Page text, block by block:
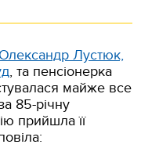
Лустюк,
, та пенсіонерка
майже все
85-річну
прийшла її